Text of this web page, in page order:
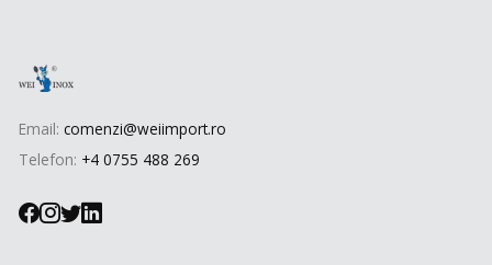
Email: comenzi@weiimport.ro
Telefon: +4 0755 488 269